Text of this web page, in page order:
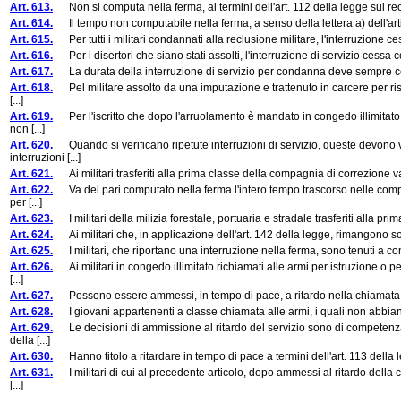
Art. 613. Non si computa nella ferma, ai termini dell'art. 112 della legge sul
Art. 614. Il tempo non computabile nella ferma, a senso della lettera a)
Art. 615. Per tutti i militari condannati alla reclusione militare, l'interruzione
Art. 616. Per i disertori che siano stati assolti, l'interruzione di servizio cessa
Art. 617. La durata della interruzione di servizio per condanna deve sempre
Art. 618. Pel militare assolto da una imputazione e trattenuto in carcere per
[...]
Art. 619. Per l'iscritto che dopo l'arruolamento è mandato in congedo
non [...]
Art. 620. Quando si verificano ripetute interruzioni di servizio, queste devono
interruzioni [...]
Art. 621. Ai militari trasferiti alla prima classe della compagnia di correzione
Art. 622. Va del pari computato nella ferma l'intero tempo trascorso nelle
per [...]
Art. 623. I militari della milizia forestale, portuaria e stradale trasferiti alla
Art. 624. Ai militari che, in applicazione dell'art. 142 della legge, rimangono
Art. 625. I militari, che riportano una interruzione nella ferma, sono tenuti a
Art. 626. Ai militari in congedo illimitato richiamati alle armi per istruzione o
[...]
Art. 627. Possono essere ammessi, in tempo di pace, a ritardo nella
Art. 628. I giovani appartenenti a classe chiamata alle armi, i quali non
Art. 629. Le decisioni di ammissione al ritardo del servizio sono di
della [...]
Art. 630. Hanno titolo a ritardare in tempo di pace a termini dell'art. 113 della
Art. 631. I militari di cui al precedente articolo, dopo ammessi al ritardo della
[...]